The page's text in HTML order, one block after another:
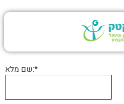
שם מלא:*